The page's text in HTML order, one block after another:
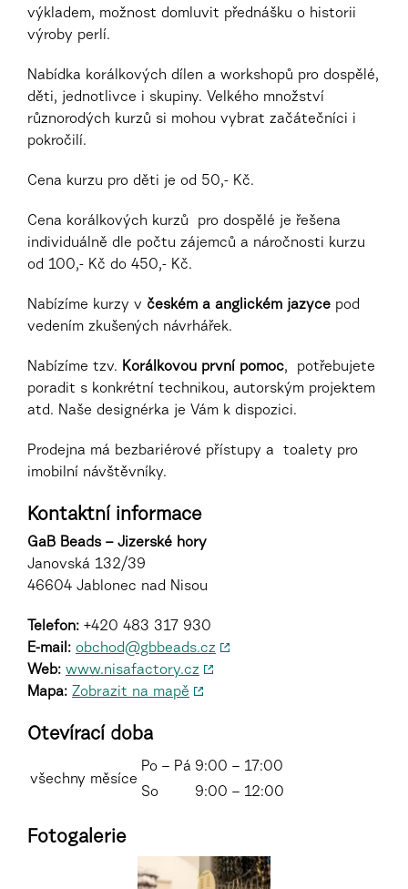
výkladem, možnost domluvit přednášku o historii
výroby perlí.
Nabídka korálkových dílen a workshopů pro dospělé,
děti, jednotlivce i skupiny. Velkého množství
různorodých kurzů si mohou vybrat začátečníci i
pokročilí.
Cena kurzu pro děti je od 50,- Kč.
Cena korálkových kurzů pro dospělé je řešena
individuálně dle počtu zájemců a náročnosti kurzu
od 100,- Kč do 450,- Kč.
Nabízíme kurzy v českém a anglickém jazyce pod
vedením zkušených návrhářek.
Nabízíme tzv. Korálkovou první pomoc, potřebujete
poradit s konkrétní technikou, autorským projektem
atd. Naše designérka je Vám k dispozici.
Prodejna má bezbariérové přístupy a toalety pro
imobilní návštěvníky.
Kontaktní informace
GaB Beads – Jizerské hory
Janovská 132/39
46604 Jablonec nad Nisou
Telefon: +420 483 317 930
E-mail: obchod@gbbeads.cz
Web: www.nisafactory.cz
Mapa: Zobrazit na mapě
Otevírací doba
všechny měsíce
Po – Pá 9:00 – 17:00
So
9:00 – 12:00
Fotogalerie